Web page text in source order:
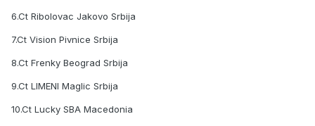
6.Ct Ribolovac Jakovo Srbija
7.Ct Vision Pivnice Srbija
8.Ct Frenky Beograd Srbija
9.Ct LIMENI Maglic Srbija
10.Ct Lucky SBA Macedonia